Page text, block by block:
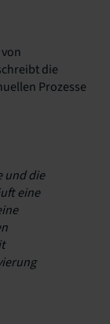
die
Prozesse
und die
eine